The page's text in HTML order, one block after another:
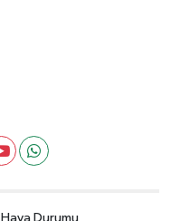
Hava Durumu